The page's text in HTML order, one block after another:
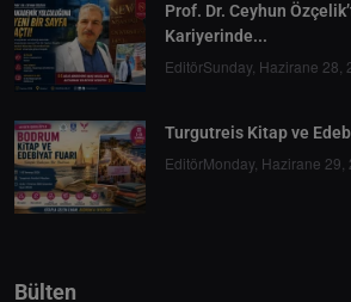
Prof. Dr. Ceyhun
Kariyerinde...
EditörSunday, Hazirane 28,
Turgutreis Kitap ve
EditörMonday, Hazirane 29,
Bülten